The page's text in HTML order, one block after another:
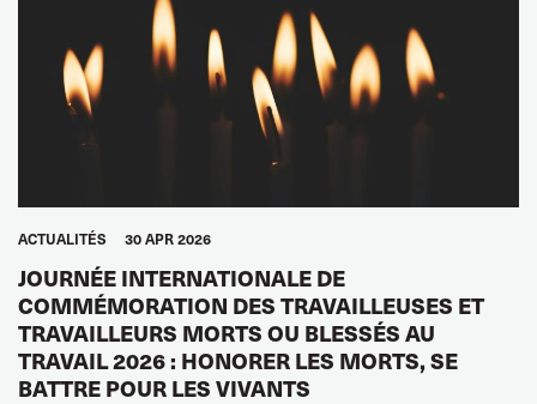
ACTUALITÉS 30 APR 2026
JOURNÉE INTERNATIONALE DE
COMMÉMORATION DES TRAVAILLEUSES ET
TRAVAILLEURS MORTS OU BLESSÉS AU
TRAVAIL 2026 : HONORER LES MORTS, SE
BATTRE POUR LES VIVANTS